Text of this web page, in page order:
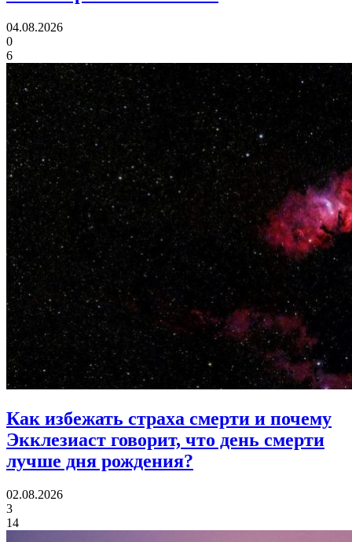
04.08.2026
0
6
Как избежать страха смерти и почему
Экклезиаст говорит, что день смерти
лучше дня рождения?
02.08.2026
3
14